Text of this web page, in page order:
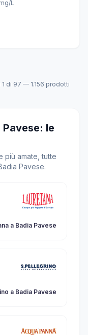
L
1 di 97 — 1.156 prodotti
le
più amate, tutte
Pavese.
a Badia Pavese
a Badia Pavese